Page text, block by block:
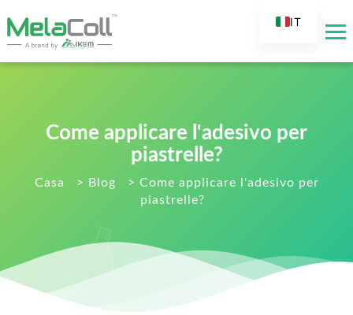
Come applicare l'adesivo per
piastrelle?
Casa > Blog > Come applicare l'adesivo per
piastrelle?
IT
ES
RU
NL